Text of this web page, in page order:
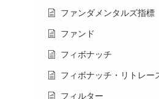
ファンダメンタルズ指標
ファンド
フィボナッチ
フィボナッチ・リトレー
フィルター